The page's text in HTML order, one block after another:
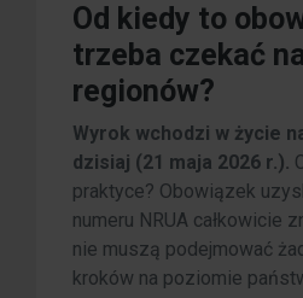
Od kiedy to
trzeba czekać
regionów?
Wyrok wchodzi w życie
dzisiaj (21 maja 2026 r.).
praktyce? Obowiązek
numeru NRUA całkowicie
nie muszą podejmować
kroków na poziomie